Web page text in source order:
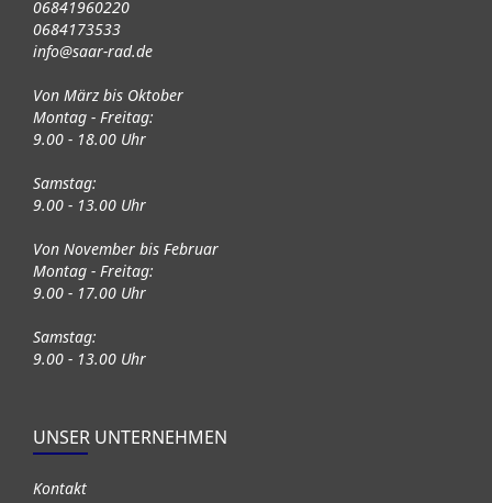
06841960220
0684173533
info@saar-rad.de
Von März bis Oktober
Montag - Freitag:
9.00 - 18.00 Uhr
Samstag:
9.00 - 13.00 Uhr
Von November bis Februar
Montag - Freitag:
9.00 - 17.00 Uhr
Samstag:
9.00 - 13.00 Uhr
UNSER UNTERNEHMEN
Kontakt